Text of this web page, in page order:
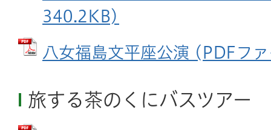
340.2KB)
八女福島文平座公演 (PDFフ
旅する茶のくにバスツアー